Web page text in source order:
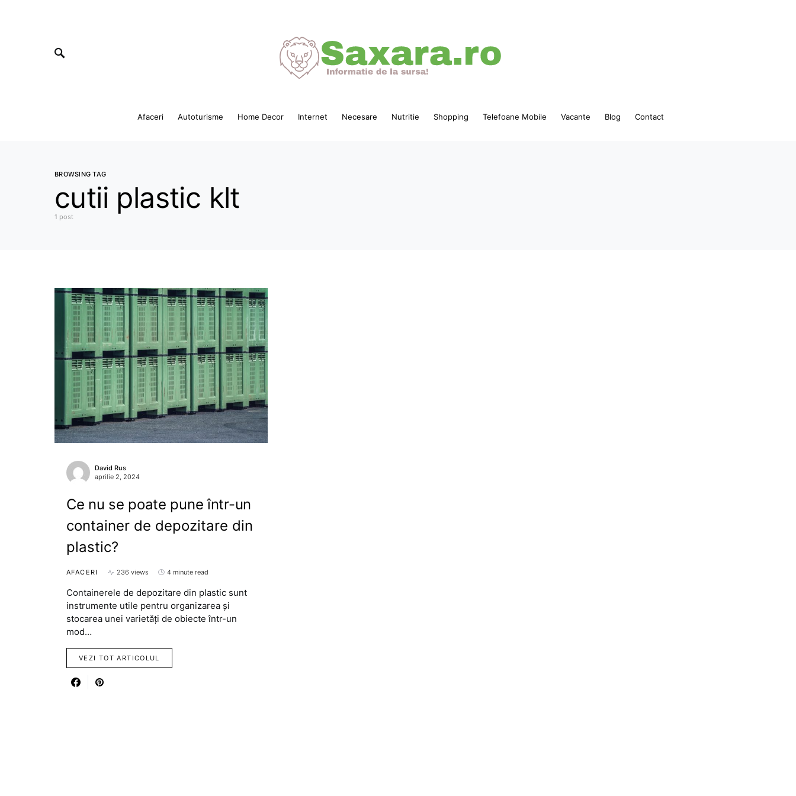
Afaceri Autoturisme Home Decor Internet Necesare Nutritie Shopping Telefoane Mobile Vacante Blog Contact
BROWSING TAG
cutii plastic klt
1 post
David Rus
aprilie 2, 2024
Ce nu se poate pune într-un
container de depozitare din
plastic?
AFACERI 236 views 4 minute read
Containerele de depozitare din plastic sunt
instrumente utile pentru organizarea și
stocarea unei varietăți de obiecte într-un
mod…
VEZI TOT ARTICOLUL